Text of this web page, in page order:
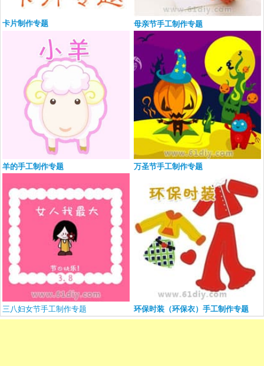
卡片制作专题 母亲节手工制作专题
羊的手工制作专题 万圣节手工制作专题
三八妇女节手工制作专题 环保时装（环保衣）手工制作专题